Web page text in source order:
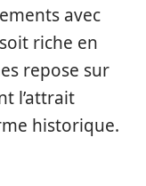
avec
riche en
repose sur
l’attrait
historique.